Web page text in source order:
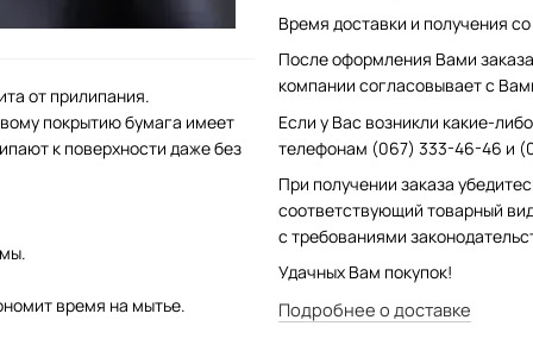
от прилипания.
покрытию бумага имеет
к поверхности даже без
время на мытье.
Время доставки и получения
После оформления Вами
компании согласовывает с
Если у Вас возникли какие-
телефонам (067) 333-46-46 и
При получении заказа
соответствующий товарный
с требованиями
Удачных Вам покупок!
Подробнее о доставке